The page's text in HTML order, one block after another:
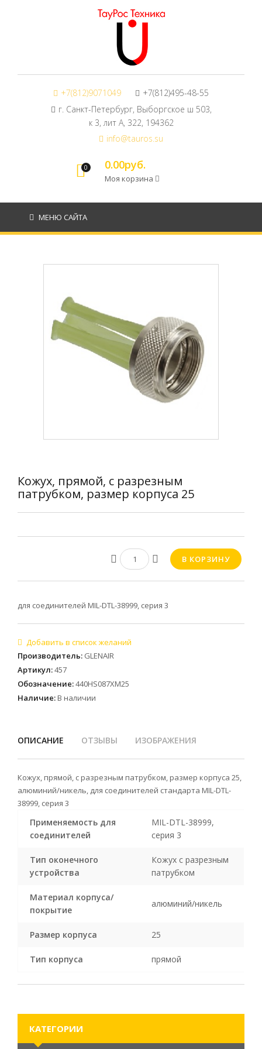
+7(812)9071049
+7(812)495-48-55
г. Санкт-Петербург, Выборгское ш 503,
к 3, лит А, 322, 194362
info@tauros.su
0 0.00руб.
Моя корзина
МЕНЮ САЙТА
Кожух, прямой, с разрезным
патрубком, размер корпуса 25
для соединителей MIL-DTL-38999, серия 3
Производитель: GLENAIR
Артикул:457
Обозначение:440HS087XM25
Наличие: В наличии
ОПИСАНИЕ ОТЗЫВЫ ИЗОБРАЖЕНИЯ
Кожух, прямой, с разрезным патрубком, размер корпуса 25,
алюминий/никель, для соединителей стандарта MIL-DTL-
38999, серия 3
Применяемость для
соединителей
MIL-DTL-38999,
серия 3
Тип оконечного
устройства
Кожух с разрезным
патрубком
Материал корпуса/
покрытие
алюминий/никель
Размер корпуса 25
Тип корпуса прямой
КАТЕГОРИИ